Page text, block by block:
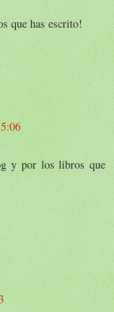
que has escrito!
y por los libros que